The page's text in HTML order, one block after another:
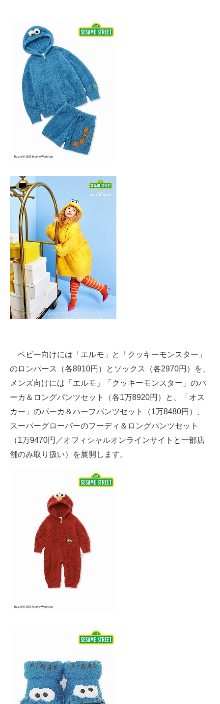
ベビー向けには「エルモ」と「クッキーモンスター」
のロンパース（各8910円）とソックス（各2970円）を、
メンズ向けには「エルモ」「クッキーモンスター」のパ
ーカ＆ロングパンツセット（各1万8920円）と、「オス
カー」のパーカ＆ハーフパンツセット（1万8480円）、
スーパーグローバーのフーディ＆ロングパンツセット
（1万9470円／オフィシャルオンラインサイトと一部店
舗のみ取り扱い）を展開します。